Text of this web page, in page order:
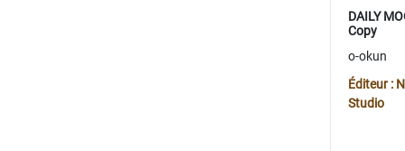
DAILY
Copy
o-okun
Éditeur :
Studio